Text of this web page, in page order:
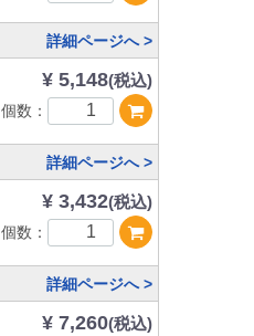
詳細ページへ >
¥ 5,148(税込)
個数：
詳細ページへ >
¥ 3,432(税込)
個数：
詳細ページへ >
¥ 7,260(税込)